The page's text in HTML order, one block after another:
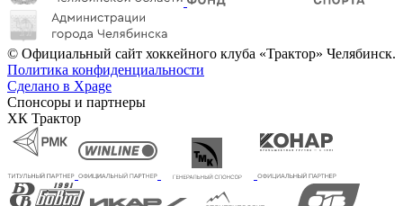
© Официальный сайт хоккейного клуба «Трактор» Челябинск.
Политика конфиденциальности
Сделано в Xpage
Спонсоры и партнеры
ХК Трактор